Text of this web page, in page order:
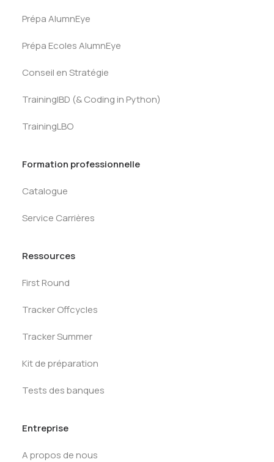
Prépa AlumnEye
Prépa Ecoles AlumnEye
Conseil en Stratégie
TrainingIBD (& Coding in Python)
TrainingLBO
Formation professionnelle
Catalogue
Service Carrières
Ressources
First Round
Tracker Offcycles
Tracker Summer
Kit de préparation
Tests des banques
Entreprise
A propos de nous